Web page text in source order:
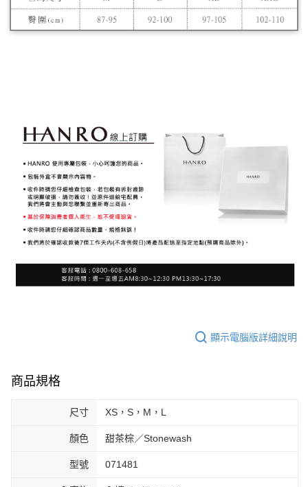
顯示電腦版詳細說明
商品規格
尺寸 XS，S，M，L
顏色 甜茶棕／Stonewash
型號 071481